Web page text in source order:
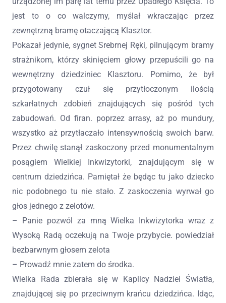
jest to o co walczymy, myślał wkraczając przez
zewnętrzną bramę otaczającą Klasztor.
Pokazał jedynie, sygnet Srebrnej Ręki, pilnującym bramy
strażnikom, którzy skinięciem głowy przepuścili go na
wewnętrzny dziedziniec Klasztoru. Pomimo, że był
przygotowany czuł się przytłoczonym ilością
szkarłatnych zdobień znajdujących się pośród tych
zabudowań. Od firan. poprzez arrasy, aż po mundury,
wszystko aż przytłaczało intensywnością swoich barw.
Przez chwilę stanął zaskoczony przed monumentalnym
posągiem Wielkiej Inkwizytorki, znajdującym się w
centrum dziedzińca. Pamiętał że będąc tu jako dziecko
nic podobnego tu nie stało. Z zaskoczenia wyrwał go
głos jednego z zelotów.
– Panie pozwól za mną Wielka Inkwizytorka wraz z
Wysoką Radą oczekują na Twoje przybycie. powiedział
bezbarwnym głosem zelota
– Prowadź mnie zatem do środka.
Wielka Rada zbierała się w Kaplicy Nadziei Światła,
znajdującej się po przeciwnym krańcu dziedzińca. Idąc,